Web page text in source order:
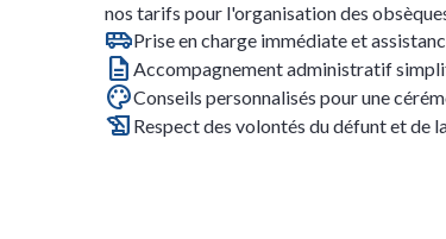
nos tarifs pour l'organisation des
Prise en charge immédiate et
Accompagnement administratif
Conseils personnalisés pour une
Respect des volontés du défunt et de